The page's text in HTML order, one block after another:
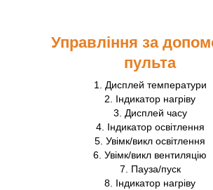
Управління за
пульта
1. Дисплей температури
2. Індикатор нагріву
3. Дисплей часу
4. Індикатор освітлення
5. Увімк/викл освітлення
6. Увімк/викл вентиляцію
7. Пауза/пуск
8. Індикатор нагріву